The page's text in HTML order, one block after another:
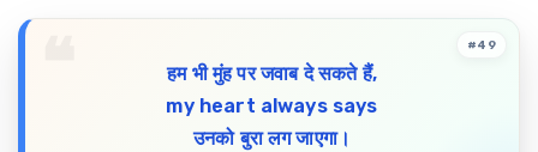
हम भी मुंह पर जवाब दे सकते हैं,
my heart always says
उनको बुरा लग जाएगा।
#49